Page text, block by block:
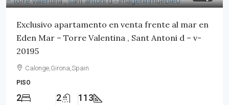
Exclusivo apartamento en venta frente al mar en
Eden Mar – Torre Valentina , Sant Antoni d – v-
20195
Calonge,Girona,Spain
PISO
2 2 113